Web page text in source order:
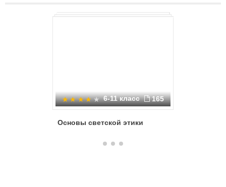
6-11 класс 165
Основы светской этики